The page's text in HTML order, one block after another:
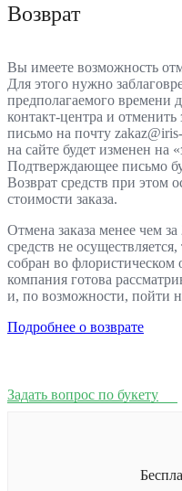
Возврат
Вы имеете возможность
Для этого нужно
предполагаемого времени
контакт-центра и отменить
письмо на почту
на сайте будет изменен на
Подтверждающее письмо
Возврат средств при этом
стоимости заказа.
Отмена заказа менее чем
средств не
собран во
компания готова
и, по возможности, пойти
Подробнее о возврате
Задать вопрос по букету